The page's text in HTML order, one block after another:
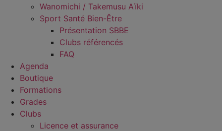
Wanomichi / Takemusu Aïki
Sport Santé Bien-Être
Présentation SBBE
Clubs référencés
FAQ
Agenda
Boutique
Formations
Grades
Clubs
Licence et assurance